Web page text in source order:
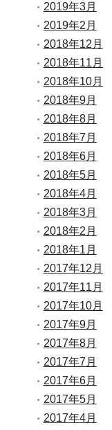
2019年3月
2019年2月
2018年12月
2018年11月
2018年10月
2018年9月
2018年8月
2018年7月
2018年6月
2018年5月
2018年4月
2018年3月
2018年2月
2018年1月
2017年12月
2017年11月
2017年10月
2017年9月
2017年8月
2017年7月
2017年6月
2017年5月
2017年4月